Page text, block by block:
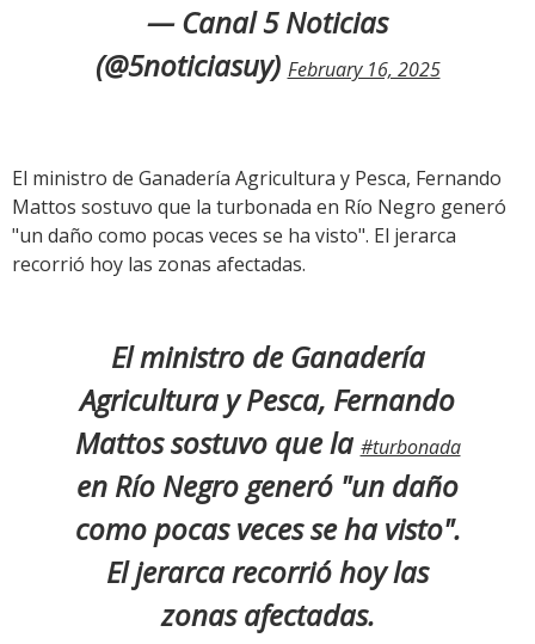
— Canal 5 Noticias
(@5noticiasuy) February 16, 2025
El ministro de Ganadería Agricultura y Pesca, Fernando
Mattos sostuvo que la turbonada en Río Negro generó
"un daño como pocas veces se ha visto". El jerarca
recorrió hoy las zonas afectadas.
El ministro de Ganadería
Agricultura y Pesca, Fernando
Mattos sostuvo que la #turbonada
en Río Negro generó "un daño
como pocas veces se ha visto".
El jerarca recorrió hoy las
zonas afectadas.